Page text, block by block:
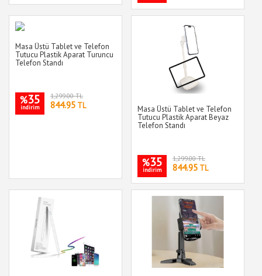
Masa Üstü Tablet ve Telefon
Tutucu Plastik Aparat Turuncu
Telefon Standı
%35
indirim
1,299.00 TL
844.95 TL
Masa Üstü Tablet ve Telefon
Tutucu Plastik Aparat Beyaz
Telefon Standı
%35
indirim
1,299.00 TL
844.95 TL